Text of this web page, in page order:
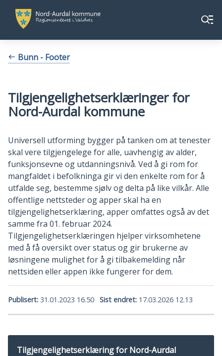
Nord-
Aurdal
kommune
Aurdal
Meny
Du Bunn - Footer
Tilgjengelighetserklæringer for
Nord-Aurdal kommune
Universell utforming bygger på tanken om at tenester
skal vere tilgjengelege for alle, uavhengig av alder,
funksjonsevne og utdanningsnivå. Ved å gi rom for
mangfaldet i befolkninga gir vi den enkelte rom for å
utfalde seg, bestemme sjølv og delta på like vilkår. Alle
offentlige nettsteder og apper skal ha en
tilgjengelighetserklæring, apper omfattes også av det
samme fra 01. februar 2024.
Tilgjengelighetserklæringen hjelper virksomhetene
med å få oversikt over status og gir brukerne av
løsningene mulighet for å gi tilbakemelding når
nettsiden eller appen ikke fungerer for dem.
Publisert 31.01.2023 16.50 Sist endret 17.03.2026 12.13
Tilgjengelighetserklæring for Nord-Aurdal